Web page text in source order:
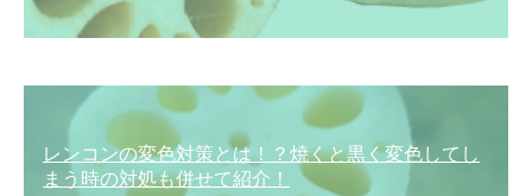
レンコンの変色対策とは！？焼くと黒く変色してし
まう時の対処も併せて紹介！